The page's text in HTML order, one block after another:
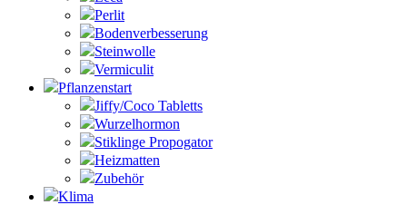
Perlit
Bodenverbesserung
Steinwolle
Vermiculit
Pflanzenstart
Jiffy/Coco Tabletts
Wurzelhormon
Stiklinge Propogator
Heizmatten
Zubehör
Klima